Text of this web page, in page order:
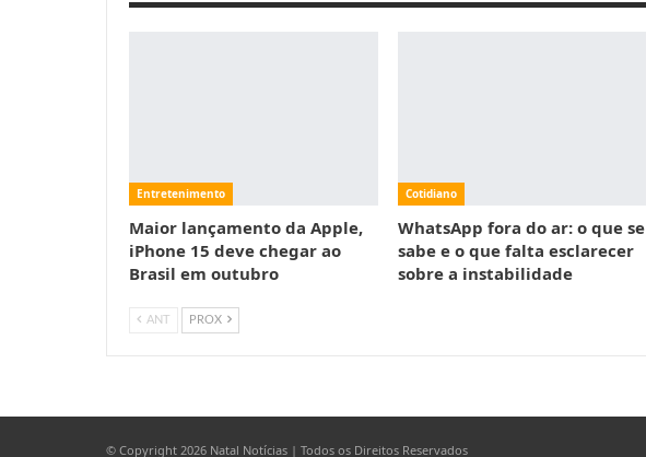
Entretenimento
Maior lançamento da Apple,
iPhone 15 deve chegar ao
Brasil em outubro
Cotidiano
WhatsApp fora do ar: o que se
sabe e o que falta esclarecer
sobre a instabilidade
ANT PROX
© Copyright 2026 Natal Notícias | Todos os Direitos Reservados